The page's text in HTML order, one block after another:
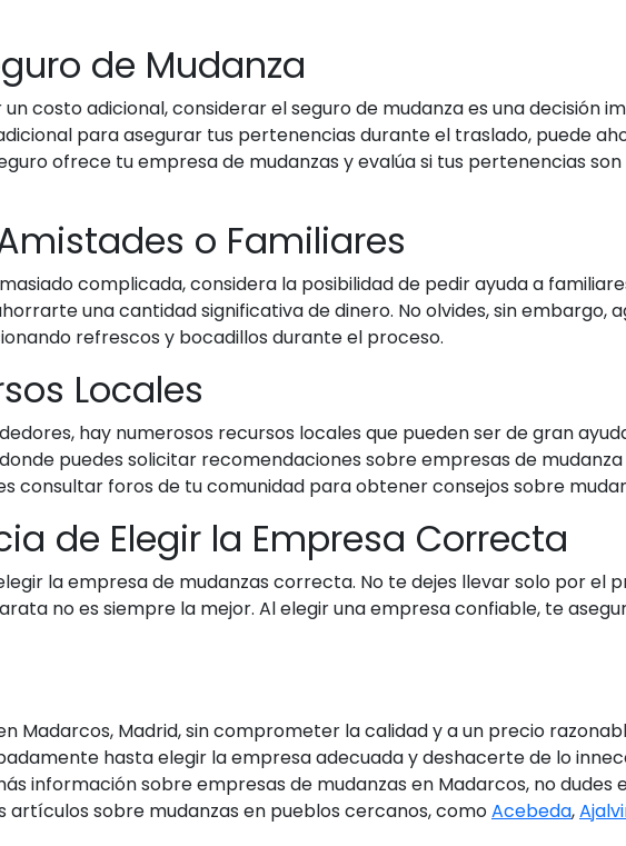
de Mudanza
costo adicional, considerar el seguro de mudanza es una decisión
para asegurar tus pertenencias durante el traslado, puede
ofrece tu empresa de mudanzas y evalúa si tus pertenencias
o Familiares
complicada, considera la posibilidad de pedir ayuda a
una cantidad significativa de dinero. No olvides, sin embargo,
refrescos y bocadillos durante el proceso.
Locales
hay numerosos recursos locales que pueden ser de gran
puedes solicitar recomendaciones sobre empresas de
consultar foros de tu comunidad para obtener consejos sobre
de Elegir la Empresa Correcta
la empresa de mudanzas correcta. No te dejes llevar solo por el
no es siempre la mejor. Al elegir una empresa confiable, te
Madarcos, Madrid, sin comprometer la calidad y a un precio
hasta elegir la empresa adecuada y deshacerte de lo
información sobre empresas de mudanzas en Madarcos, no dudes
artículos sobre mudanzas en pueblos cercanos, comoAcebeda,